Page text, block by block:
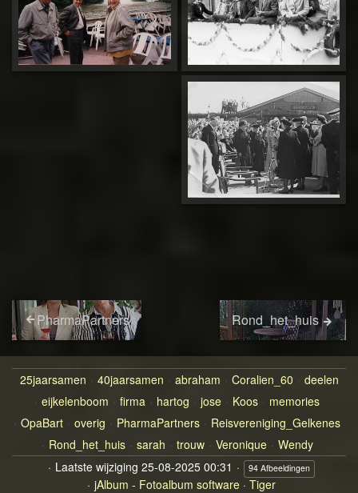
PharmaPartners Rond_het_huis
25jaarsamen 40jaarsamen abraham Coralien_60
deelen
eijkelenboom
firma hartog jose Koos
memories
OpaBart
overig PharmaPartners
Reisvereniging_Gelkenes
Rond_het_huis
sarah trouw Veronique
Wendy
Laatste wijziging 25-08-2025 00:31 94 Afbeeldingen
jAlbum - Fotoalbum software· Tiger